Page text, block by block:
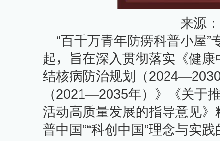
来源
“百千万青年防痨科普小屋”
起 ， 旨在深入贯彻落实《健康
结核病防治规划（
（2021—2035年）》《关于
活动高质量发展的指导意见
普中国”“科创中国”理念与实